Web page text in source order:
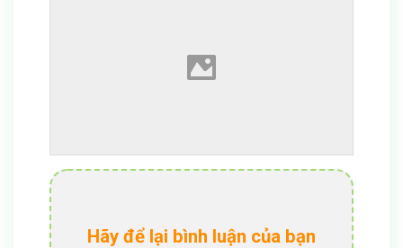
Hãy để lại bình luận của bạn